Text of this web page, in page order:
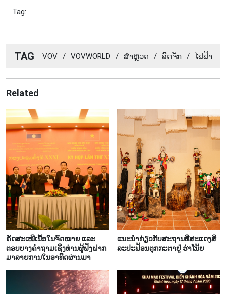
Tag:
TAG VOV / VOVWORLD / ສຳ​ຫຼວດ / ​ລົດ​ຈັກ / ​ໄຟ​ຟ້າ
Related
ຄັດສະເໜີເນື້ອໃນຈົດໝາຍ ແລະ
ຕອບບາງຄຳຖາມເຊິ່ງທ່ານຜູ້ຟັງຝາກ
ມາລາຍການໃນອາທິດຜ່ານມາ
ແນະ​ນຳ​ກ່ຽວ​ກັບສະ​ຖານ​ທີ່​ສະ​ແດງ​ສິ​
ລະ​ປະ​ຟ້ອນ​ຕຸກ​ກະ​ຕາ​ຢູ່ ຮ່າ​ໂນ້ຍ